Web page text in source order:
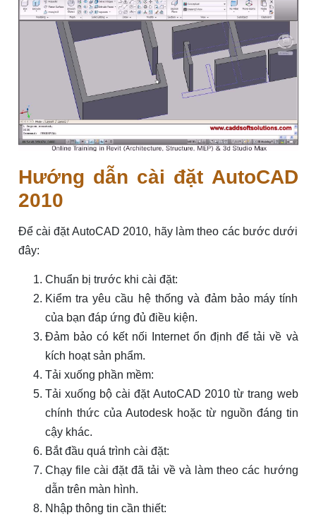
Hướng dẫn cài đặt AutoCAD
2010
Để cài đặt AutoCAD 2010, hãy làm theo các bước dưới
đây:
Chuẩn bị trước khi cài đặt:
Kiểm tra yêu cầu hệ thống và đảm bảo máy tính
của bạn đáp ứng đủ điều kiện.
Đảm bảo có kết nối Internet ổn định để tải về và
kích hoạt sản phẩm.
Tải xuống phần mềm:
Tải xuống bộ cài đặt AutoCAD 2010 từ trang web
chính thức của Autodesk hoặc từ nguồn đáng tin
cậy khác.
Bắt đầu quá trình cài đặt:
Chạy file cài đặt đã tải về và làm theo các hướng
dẫn trên màn hình.
Nhập thông tin cần thiết: